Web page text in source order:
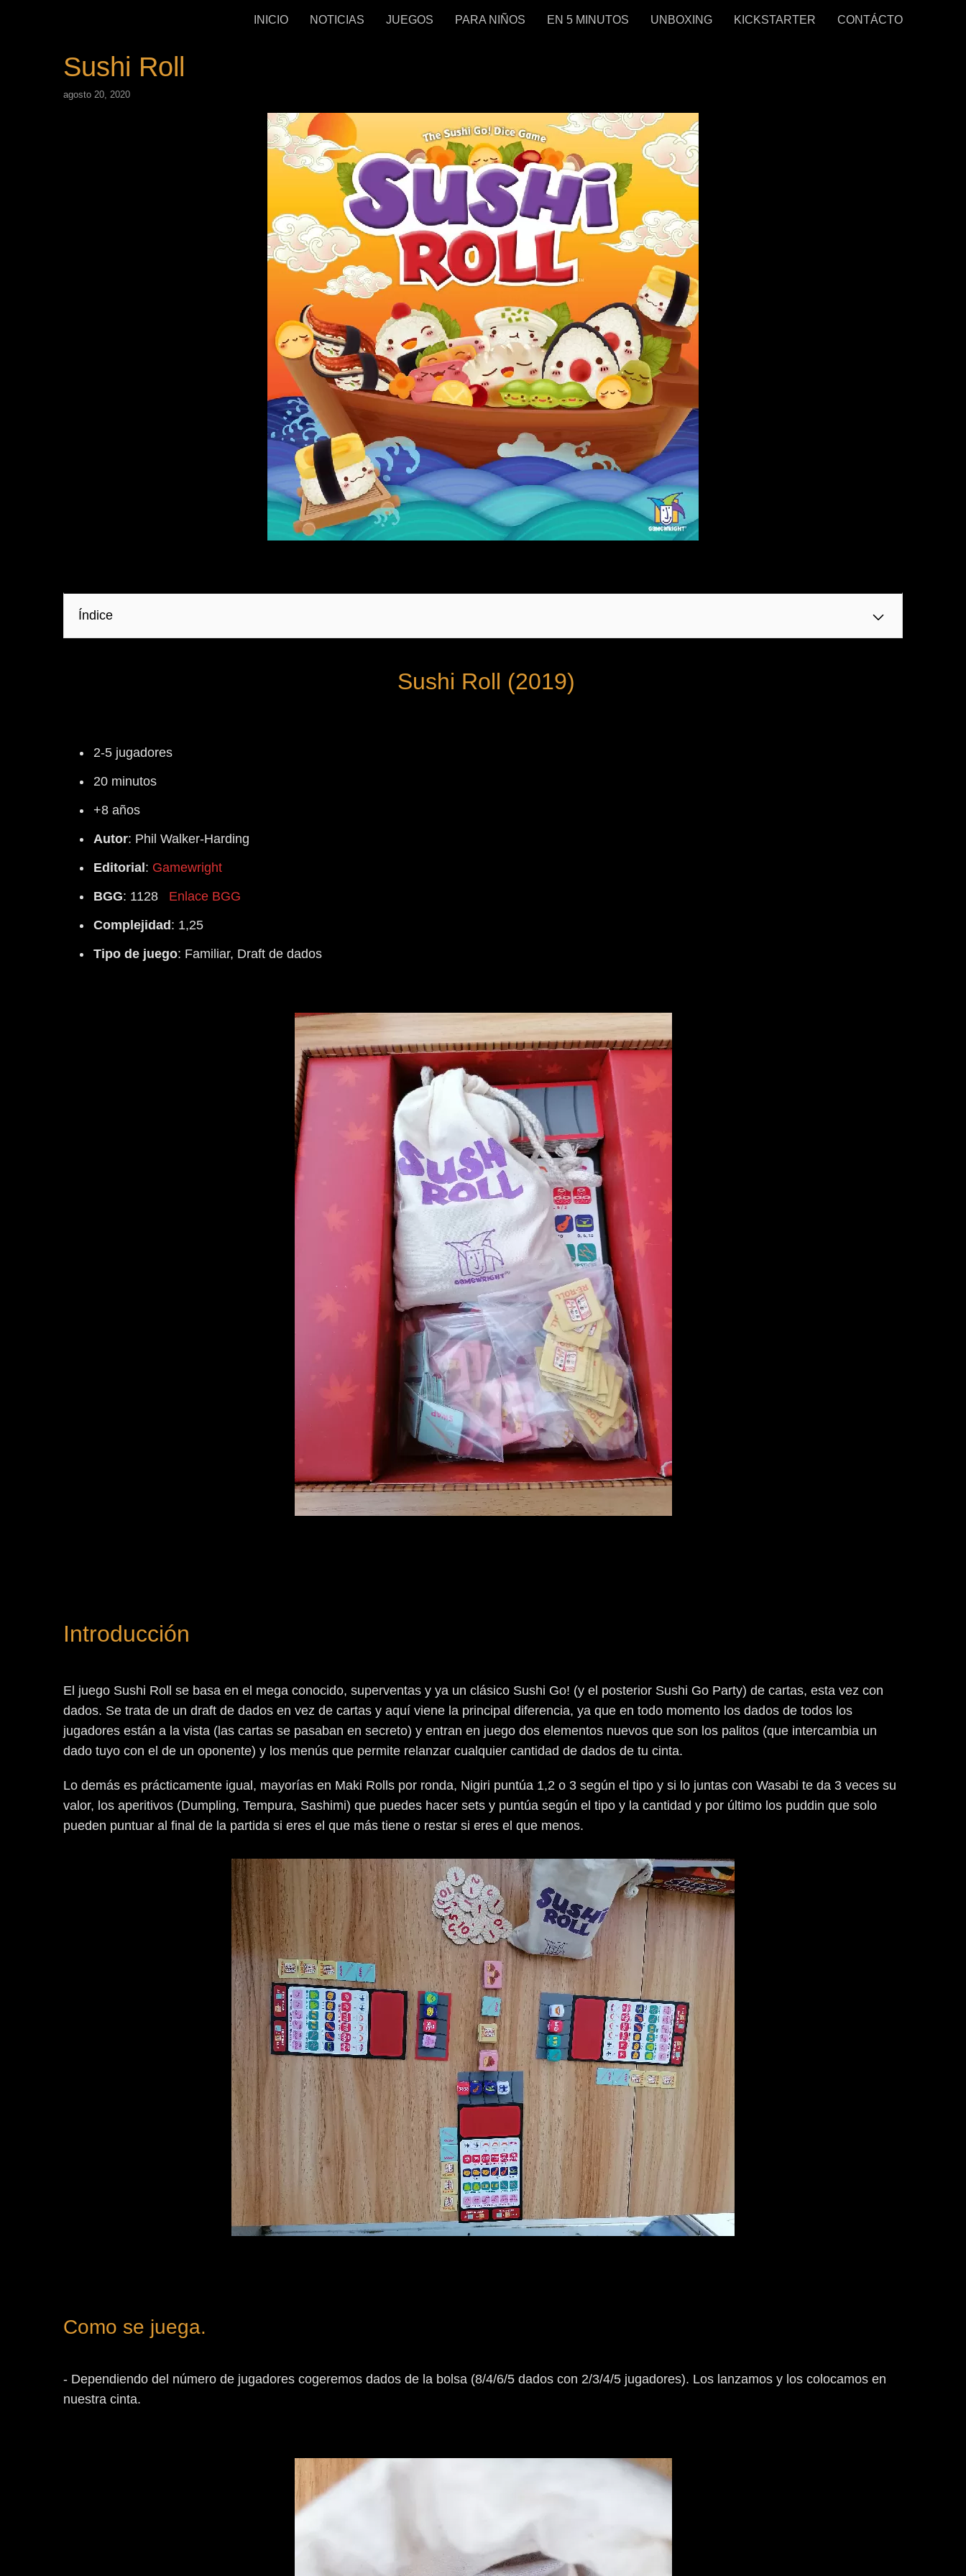
INICIO NOTICIAS JUEGOS PARA NIÑOS EN 5 MINUTOS UNBOXING KICKSTARTER CONTÁCTO
Sushi Roll
agosto 20, 2020
Índice
Sushi Roll (2019)
2-5 jugadores
20 minutos
+8 años
Autor: Phil Walker-Harding
Editorial : Gamewright
BGG: 1128 Enlace BGG
Complejidad : 1,25
Tipo de juego: Familiar, Draft de dados
Introducción
El juego Sushi Roll se basa en el mega conocido, superventas y ya un clásico Sushi Go! (y el posterior Sushi Go Party) de cartas, esta vez con
dados. Se trata de un draft de dados en vez de cartas y aquí viene la principal diferencia, ya que en todo momento los dados de todos los
jugadores están a la vista (las cartas se pasaban en secreto) y entran en juego dos elementos nuevos que son los palitos (que intercambia un
dado tuyo con el de un oponente) y los menús que permite relanzar cualquier cantidad de dados de tu cinta.
Lo demás es prácticamente igual, mayorías en Maki Rolls por ronda, Nigiri puntúa 1,2 o 3 según el tipo y si lo juntas con Wasabi te da 3 veces su
valor, los aperitivos (Dumpling, Tempura, Sashimi) que puedes hacer sets y puntúa según el tipo y la cantidad y por último los puddin que solo
pueden puntuar al final de la partida si eres el que más tiene o restar si eres el que menos.
Como se juega.
- Dependiendo del número de jugadores cogeremos dados de la bolsa (8/4/6/5 dados con 2/3/4/5 jugadores). Los lanzamos y los colocamos en
nuestra cinta.